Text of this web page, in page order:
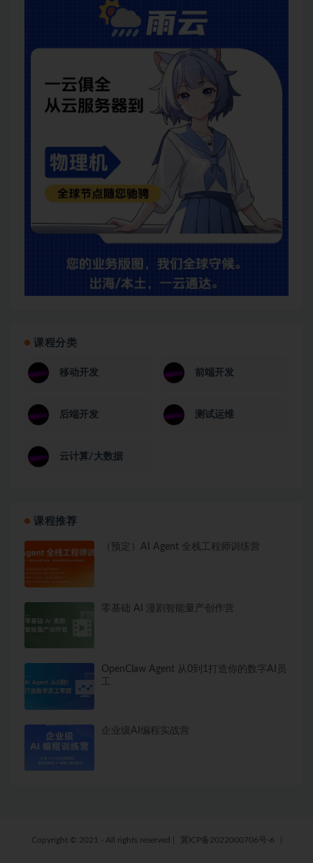
课程分类
移动开发 前端开发
后端开发 测试运维
云计算/大数据
课程推荐
（预定）AI Agent 全栈工程师训练营
零基础 AI 漫剧智能量产创作营
OpenClaw Agent 从0到1打造你的数字AI员
工
企业级AI编程实战营
Copyright © 2021 - All rights reserved 冀ICP备2022000706号-6